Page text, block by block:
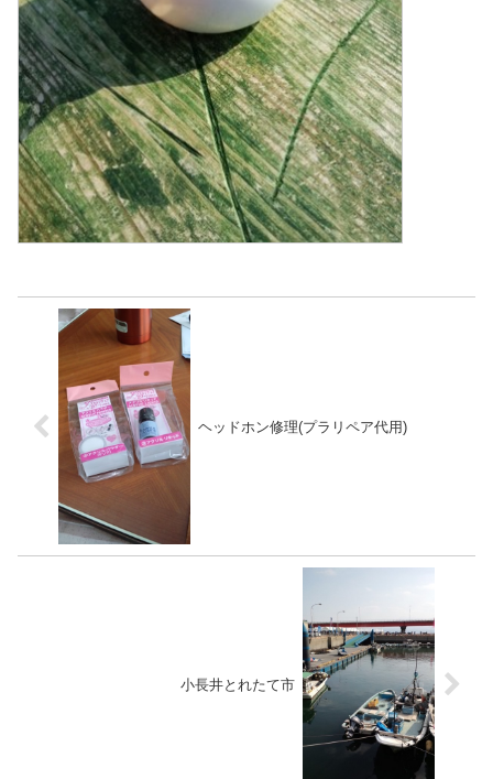
ヘッドホン修理(プラリペア代用)
小長井とれたて市